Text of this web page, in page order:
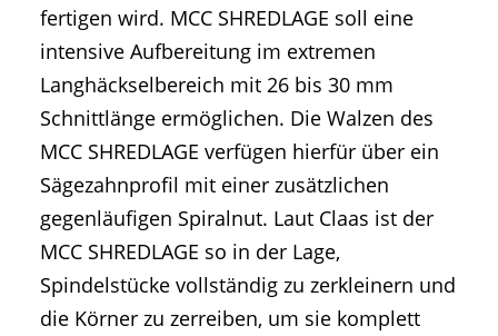
fertigen wird. MCC SHREDLAGE soll eine
intensive Aufbereitung im extremen
Langhäckselbereich mit 26 bis 30 mm
Schnittlänge ermöglichen. Die Walzen des
MCC SHREDLAGE verfügen hierfür über ein
Sägezahnprofil mit einer zusätzlichen
gegenläufigen Spiralnut. Laut Claas ist der
MCC SHREDLAGE so in der Lage,
Spindelstücke vollständig zu zerkleinern und
die Körner zu zerreiben, um sie komplett